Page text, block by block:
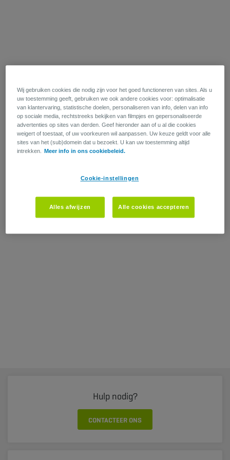
Hulp nodig?
CONTACTEER ONS
Wij gebruiken cookies die nodig zijn voor het goed functioneren van sites. Als u
uw toestemming geeft, gebruiken we ook andere cookies voor: optimalisatie
van klantervaring, statistische doelen, personaliseren van info, delen van info
op sociale media, rechtstreeks bekijken van filmpjes en gepersonaliseerde
advertenties op sites van derden. Geef hieronder aan of u al die cookies
weigert of toestaat, of uw voorkeuren wil aanpassen. Uw keuze geldt voor alle
sites van het (sub)domein dat u bezoekt. U kan uw toestemming altijd
intrekken.
Meer info in ons cookiebeleid.
Cookie-instellingen
Alles afwijzen Alle cookies accepteren